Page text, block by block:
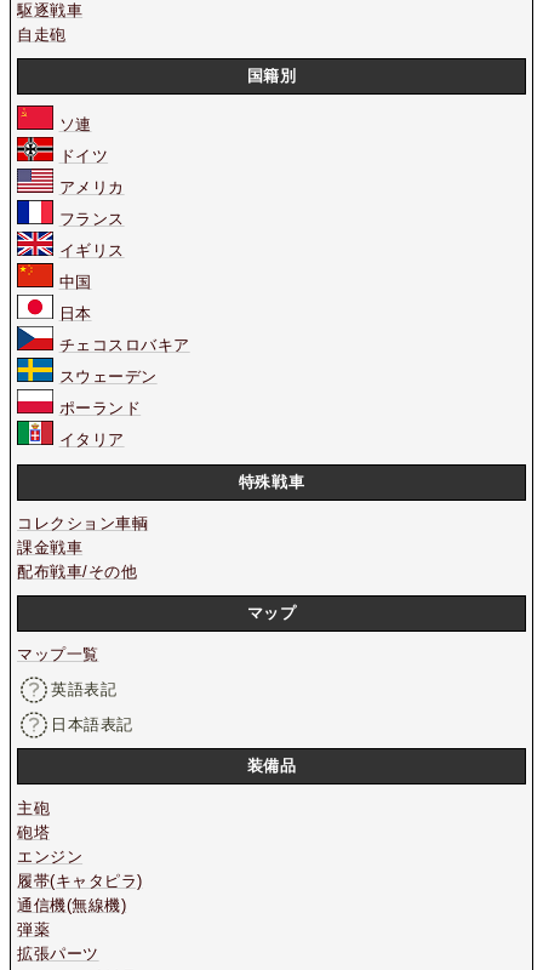
駆逐戦車
自走砲
国籍別
ソ連
ドイツ
アメリカ
フランス
イギリス
中国
日本
チェコスロバキア
スウェーデン
ポーランド
イタリア
特殊戦車
コレクション車輌
課金戦車
配布戦車/その他
マップ
マップ一覧
英語表記
日本語表記
装備品
主砲
砲塔
エンジン
履帯(キャタピラ)
通信機(無線機)
弾薬
拡張パーツ